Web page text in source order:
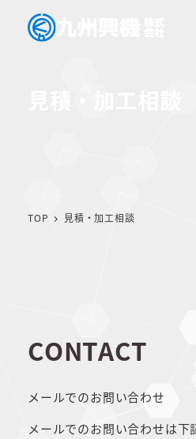
TOP 見積・加工相談
CONTACT
メールでのお問い合わせ
メールでのお問い合わせは下